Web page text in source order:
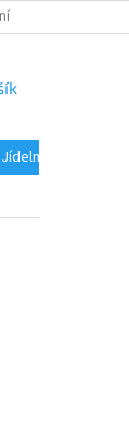
OCHRANY
Jídelní sety